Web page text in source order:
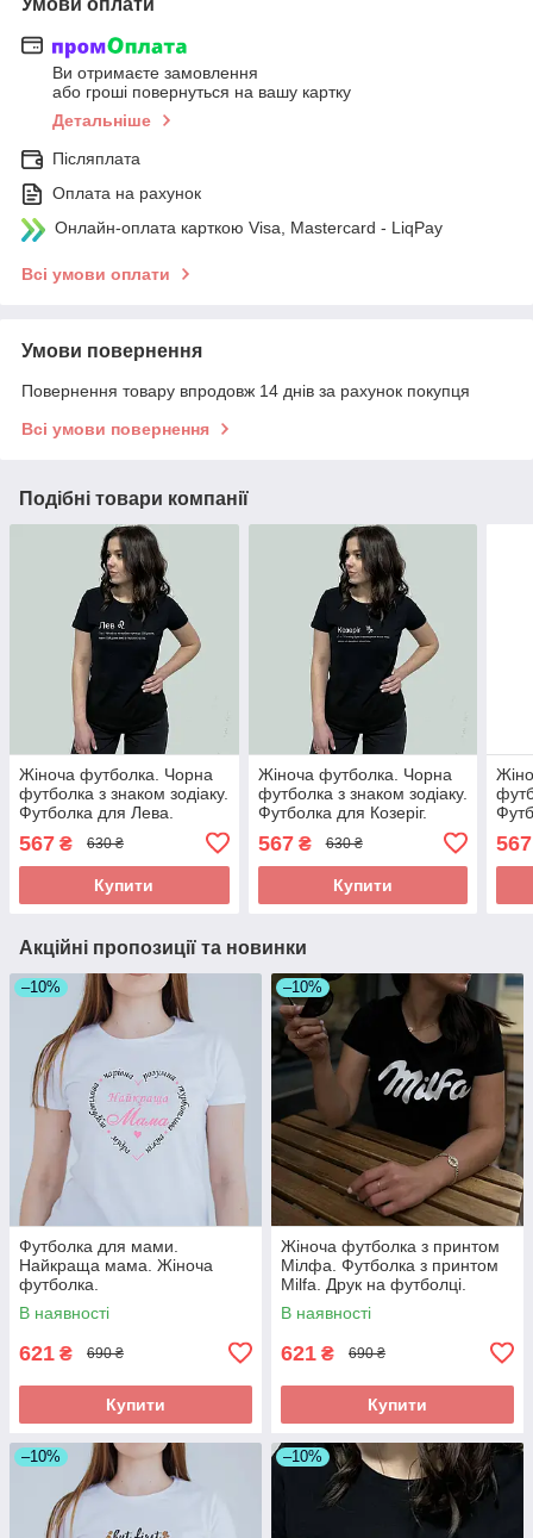
Ви отримаєте замовлення
або гроші повернуться на вашу картку
Детальніше
Післяплата
Оплата на рахунок
Онлайн-оплата карткою Visa, Mastercard - LiqPay
Всі умови оплати
Умови повернення
Повернення товару впродовж 14 днів за рахунок покупця
Всі умови повернення
Подібні товари компанії
Жіноча футболка. Чорна
футболка з знаком зодіаку.
Футболка для Лева.
567 ₴ 630 ₴
Купити
Жіноча футболка. Чорна
футболка з знаком зодіаку.
Футболка для Козеріг.
567₴ 630 ₴
Купити
567
Акційні пропозиції та новинки
–10%
Футболка для мами.
Найкраща мама. Жіноча
футболка.
В наявності
621 ₴ 690 ₴
Купити
–10%
Жіноча футболка з принтом
Мілфа. Футболка з принтом
Milfa. Друк на футболці.
В наявності
621 ₴ 690 ₴
Купити
–10% –10%